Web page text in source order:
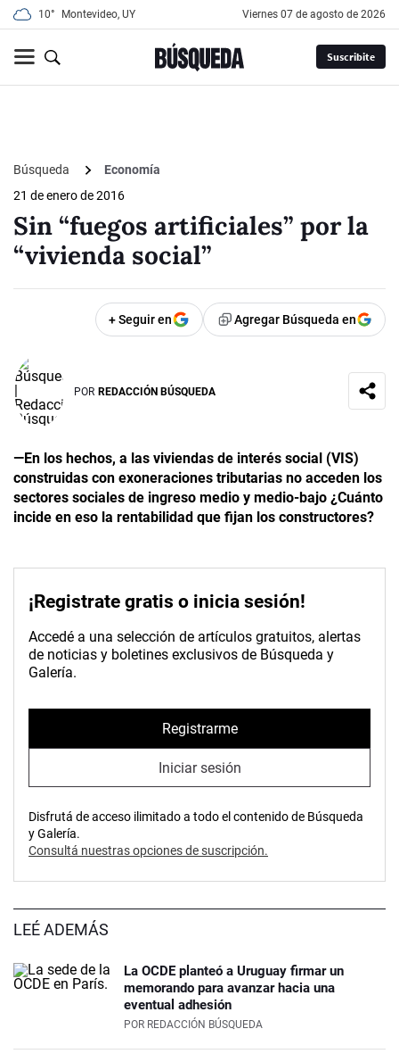
10° Montevideo, UY viernes 07 de agosto de 2026
Suscribite
Búsqueda
Economía
21 de enero de 2016
Sin “fuegos artificiales” por la
“vivienda social”
+ Seguir en Agregar Búsqueda en
POR REDACCIÓN BÚSQUEDA
—En los hechos, a las viviendas de interés social (VIS)
construidas con exoneraciones tributarias no acceden los
sectores sociales de ingreso medio y medio-bajo ¿Cuánto
incide en eso la rentabilidad que fijan los constructores?
¡Registrate gratis o inicia sesión!
Accedé a una selección de artículos gratuitos, alertas
de noticias y boletines exclusivos de Búsqueda y
Galería.
Registrarme
Iniciar sesión
Disfrutá de acceso ilimitado a todo el contenido de Búsqueda
y Galería.
Consultá nuestras opciones de suscripción.
LEÉ ADEMÁS
La OCDE planteó a Uruguay firmar un
memorando para avanzar hacia una
eventual adhesión
POR REDACCIÓN BÚSQUEDA